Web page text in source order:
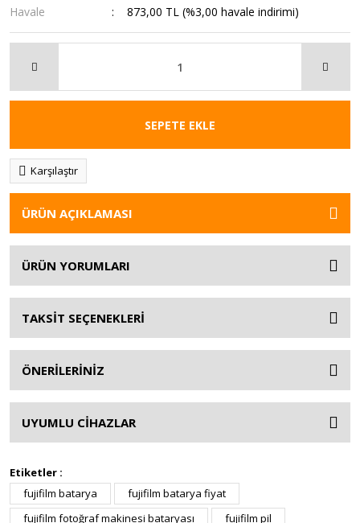
Havale
873,00 TL (%3,00 havale indirimi)
SEPETE EKLE
Karşılaştır
ÜRÜN AÇIKLAMASI
ÜRÜN YORUMLARI
TAKSİT SEÇENEKLERİ
ÖNERİLERİNİZ
UYUMLU CİHAZLAR
Etiketler :
fujifilm batarya
fujifilm batarya fiyat
fujifilm fotoğraf makinesi bataryası
fujifilm pil